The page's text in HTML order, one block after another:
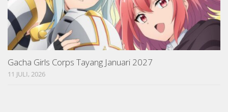
Gacha Girls Corps Tayang Januari 2027
11 JULI, 2026